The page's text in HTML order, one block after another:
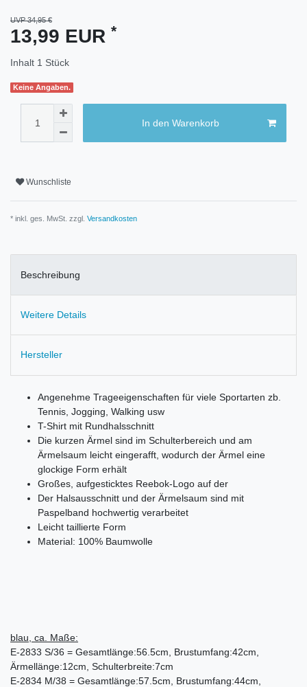
UVP 34,95 €
13,99 EUR *
Inhalt 1 Stück
Keine Angaben.
In den Warenkorb
Wunschliste
* inkl. ges. MwSt. zzgl. Versandkosten
Beschreibung
Weitere Details
Hersteller
Angenehme Trageeigenschaften für viele Sportarten zb.
Tennis, Jogging, Walking usw
T-Shirt mit Rundhalsschnitt
Die kurzen Ärmel sind im Schulterbereich und am
Ärmelsaum leicht eingerafft, wodurch der Ärmel eine
glockige Form erhält
Großes, aufgesticktes Reebok-Logo auf der
Der Halsausschnitt und der Ärmelsaum sind mit
Paspelband hochwertig verarbeitet
Leicht taillierte Form
Material: 100% Baumwolle
blau, ca. Maße:
E-2833 S/36 = Gesamtlänge:56.5cm, Brustumfang:42cm,
Ärmellänge:12cm, Schulterbreite:7cm
E-2834 M/38 = Gesamtlänge:57.5cm, Brustumfang:44cm,